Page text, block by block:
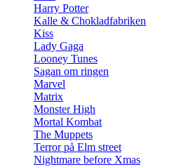
Harry Potter
Kalle & Chokladfabriken
Kiss
Lady Gaga
Looney Tunes
Sagan om ringen
Marvel
Matrix
Monster High
Mortal Kombat
The Muppets
Terror på Elm street
Nightmare before Xmas